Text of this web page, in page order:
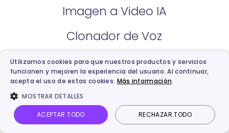
Inicio Mis Creaciones Video IA Imagen IA
Imagen a Video IA
Clonador de Voz
Generador de Música
Crear Video Musical con IA
Generador de Voz IA
Utilizamos cookies para que nuestros productos y servicios
funcionen y mejoren la experiencia del usuario. Al continuar,
acepta el uso de estas cookies. Más información
MOSTRAR DETALLES
ACEPTAR TODO RECHAZAR TODO